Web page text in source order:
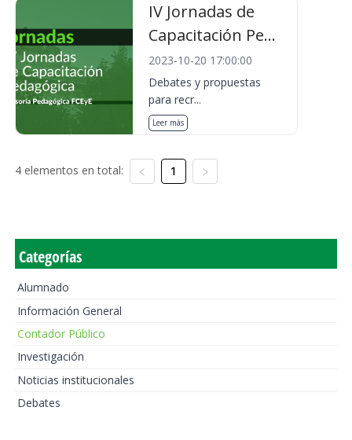
IV Jornadas de
Capacitación Pe...
2023-10-20 17:00:00
Debates y propuestas
para recr...
Leer más
4 elementos en total: 1
Categorías
Alumnado
Información General
Contador Público
Investigación
Noticias institucionales
Debates